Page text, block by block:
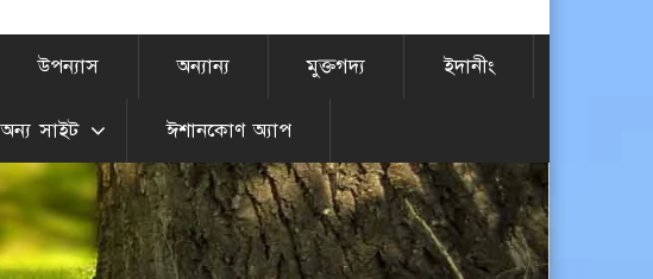
উপন্যাস অন্যান্য মুক্তগদ্য ইদানীং
অন্য সাইট ঈশানকোণ অ্যাপ